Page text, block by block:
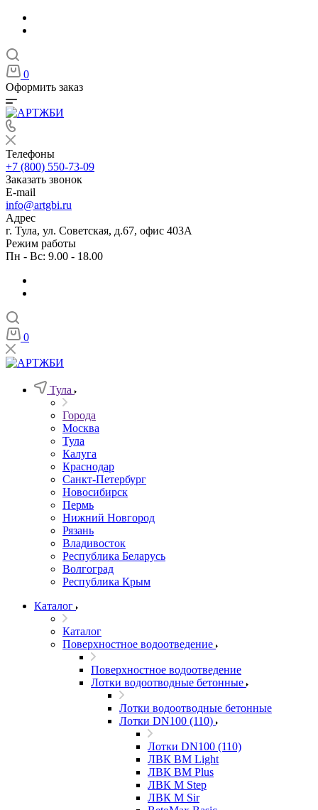
0
Оформить заказ
Телефоны
+7 (800) 550-73-09
Заказать звонок
E-mail
info@artgbi.ru
Адрес
г. Тула, ул. Советская, д.67, офис 403А
Режим работы
Пн - Вс: 9.00 - 18.00
0
Тула
Города
Москва
Тула
Калуга
Краснодар
Санкт-Петербург
Новосибирск
Пермь
Нижний Новгород
Рязань
Владивосток
Республика Беларусь
Волгоград
Республика Крым
Каталог
Каталог
Поверхностное водоотведение
Поверхностное водоотведение
Лотки водоотводные бетонные
Лотки водоотводные бетонные
Лотки DN100 (110)
Лотки DN100 (110)
ЛВК ВМ Light
ЛВК ВМ Plus
ЛВК М Step
ЛВК М Sir